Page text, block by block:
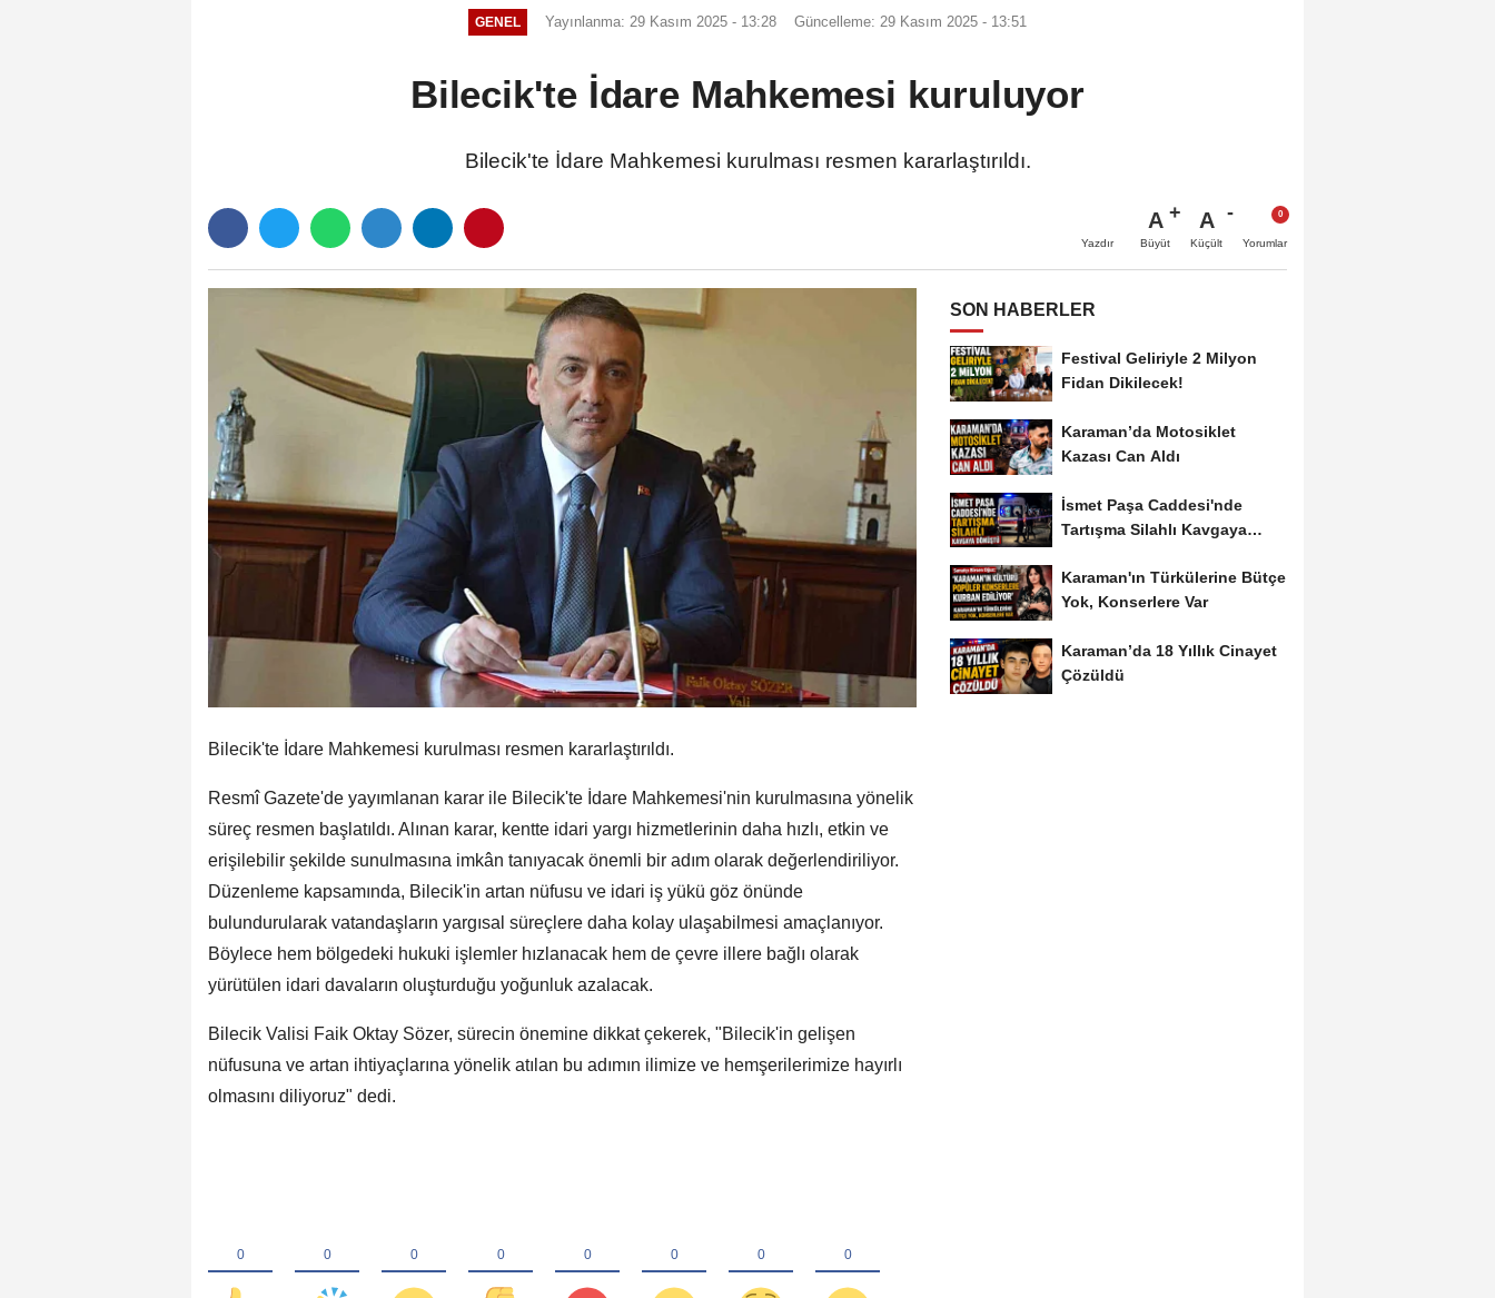
GENEL Yayınlanma: 29 Kasım 2025 - 13:28 Güncelleme: 29 Kasım 2025 - 13:51
Bilecik'te İdare Mahkemesi kuruluyor
Bilecik'te İdare Mahkemesi kurulması resmen kararlaştırıldı.
Yazdır
A
Büyüt
A
Küçült Yorumlar
Bilecik'te İdare Mahkemesi kurulması resmen kararlaştırıldı.
Resmî Gazete'de yayımlanan karar ile Bilecik'te İdare Mahkemesi'nin kurulmasına yönelik
süreç resmen başlatıldı. Alınan karar, kentte idari yargı hizmetlerinin daha hızlı, etkin ve
erişilebilir şekilde sunulmasına imkân tanıyacak önemli bir adım olarak değerlendiriliyor.
Düzenleme kapsamında, Bilecik'in artan nüfusu ve idari iş yükü göz önünde
bulundurularak vatandaşların yargısal süreçlere daha kolay ulaşabilmesi amaçlanıyor.
Böylece hem bölgedeki hukuki işlemler hızlanacak hem de çevre illere bağlı olarak
yürütülen idari davaların oluşturduğu yoğunluk azalacak.
Bilecik Valisi Faik Oktay Sözer, sürecin önemine dikkat çekerek, "Bilecik'in gelişen
nüfusuna ve artan ihtiyaçlarına yönelik atılan bu adımın ilimize ve hemşerilerimize hayırlı
olmasını diliyoruz" dedi.
SON HABERLER
Festival Geliriyle 2 Milyon
Fidan Dikilecek!
Karaman’da Motosiklet
Kazası Can Aldı
İsmet Paşa Caddesi'nde
Tartışma Silahlı Kavgaya
Karaman'ın Türkülerine Bütçe
Yok, Konserlere Var
Karaman’da 18 Yıllık Cinayet
Çözüldü